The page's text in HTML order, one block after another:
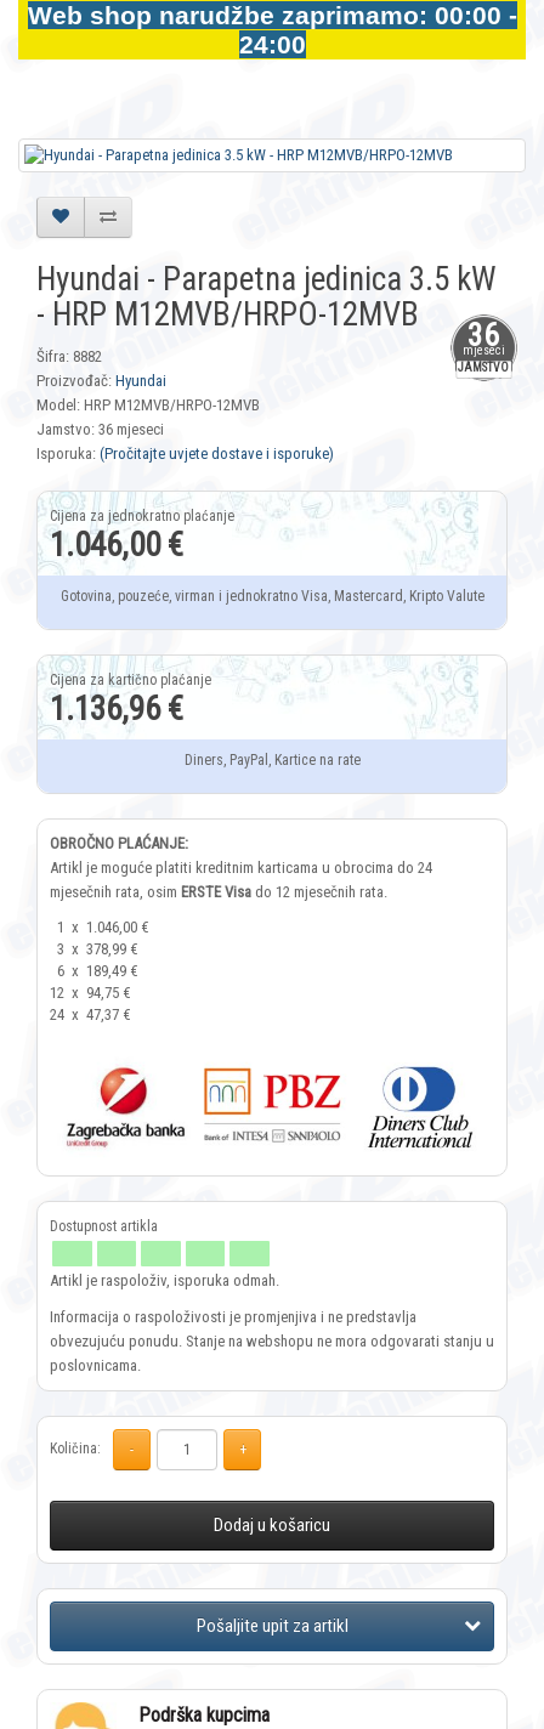
Web shop narudžbe zaprimamo: 00:00 -
24:00
36
mjeseci
JAMSTVO
Hyundai - Parapetna jedinica 3.5 kW
- HRP M12MVB/HRPO-12MVB
Šifra: 8882
Proizvođač: Hyundai
Model: HRP M12MVB/HRPO-12MVB
Jamstvo: 36 mjeseci
Isporuka: (Pročitajte uvjete dostave i isporuke)
1.046,00 €
Gotovina, pouzeće, virman i jednokratno Visa, Mastercard, Kripto Valute
1.136,96 €
Diners, PayPal, Kartice na rate
OBROČNO PLAĆANJE:
Artikl je moguće platiti kreditnim karticama u obrocima do 24
mjesečnih rata, osim ERSTE Visa do 12 mjesečnih rata.
1 x 1.046,00 €
3 x 378,99 €
6 x 189,49 €
12 x 94,75 €
24 x 47,37 €
Artikl je raspoloživ, isporuka odmah.
Informacija o raspoloživosti je promjenjiva i ne predstavlja
obvezujuću ponudu. Stanje na webshopu ne mora odgovarati stanju u
poslovnicama.
Količina:
Dodaj u košaricu
Podrška kupcima